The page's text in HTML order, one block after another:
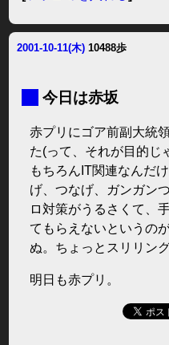
2001-10-11(木) 10488歩
今日は赤坂
赤プリにゴア前副大統
た(って、それが目的じ
もちろんIT関連なんだ
げ、つなげ、ガンガン
ロ対策がうるさくて、
てもらえないというの
ぬ。ちょっとスリリング
明日も赤プリ。